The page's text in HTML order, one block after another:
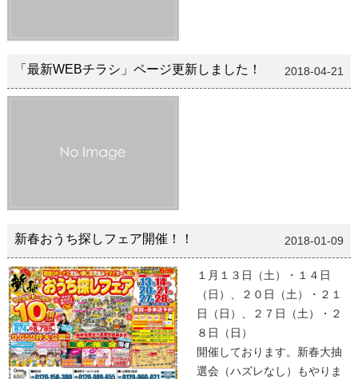
「最新WEBチラシ」ページ更新しました！ 2018-04-21
新春おうち探しフェア開催！！ 2018-01-09
１月１３日（土）・１４日
（日）、２０日（土）・２１
日（日）、２７日（土）・２
８日（日）
開催しております。新春大抽
選会（ハズレなし）もやりま